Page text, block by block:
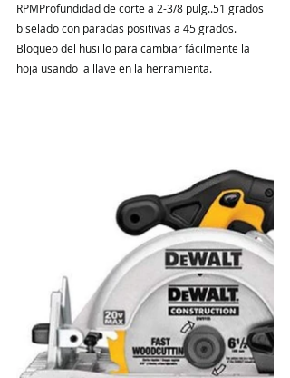
RPMProfundidad de corte a 2-3/8 pulg..51 grados
biselado con paradas positivas a 45 grados.
Bloqueo del husillo para cambiar fácilmente la
hoja usando la llave en la herramienta.